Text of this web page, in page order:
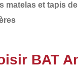
matelas et tapis
BAT